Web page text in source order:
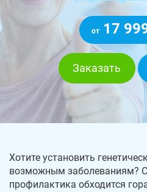
от 17
Заказать
Хотите установить
возможным заболеваниям?
профилактика обходится